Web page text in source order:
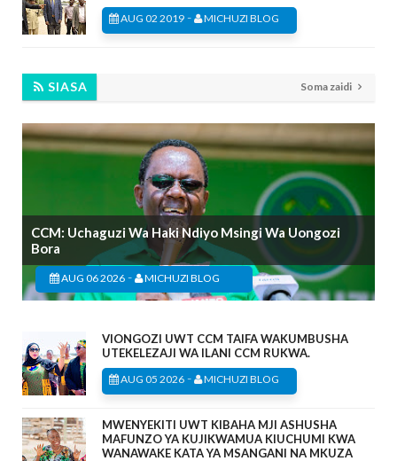
AUG 02 2019 - MICHUZI BLOG
SIASA Soma zaidi
CCM: Uchaguzi Wa Haki Ndiyo Msingi Wa Uongozi
Bora
AUG 06 2026 - MICHUZI BLOG
VIONGOZI UWT CCM TAIFA WAKUMBUSHA
UTEKELEZAJI WA ILANI CCM RUKWA.
AUG 05 2026 - MICHUZI BLOG
MWENYEKITI UWT KIBAHA MJI ASHUSHA
MAFUNZO YA KUJIKWAMUA KIUCHUMI KWA
WANAWAKE KATA YA MSANGANI NA MKUZA